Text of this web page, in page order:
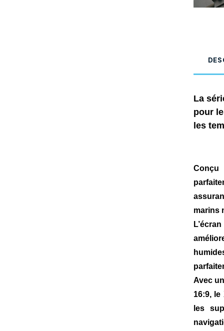
La
pour
les
Conçu
marins
Avec
16:9,
les